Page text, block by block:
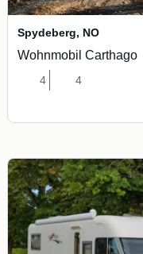
Spydeberg, NO
Wohnmobil Carthago
4 4